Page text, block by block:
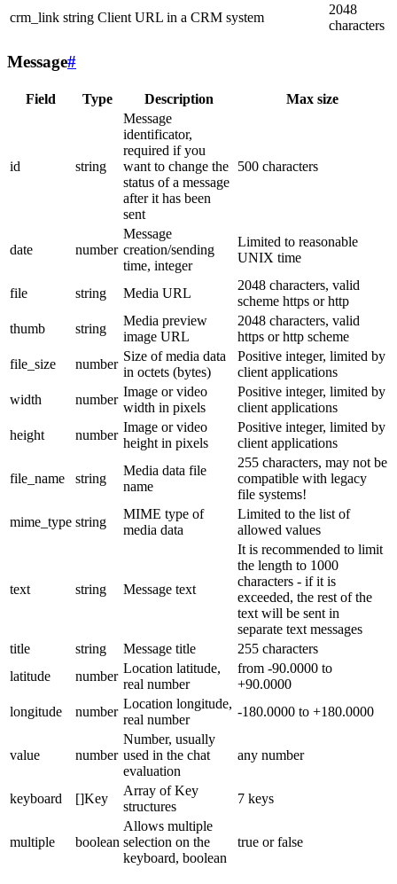
crm_link string Client URL in a CRM system
2048
characters
Message#
Field Type Description Max size
id string
Message
identificator,
required if you
want to change the
status of a message
after it has been
sent
500 characters
date number
Message
creation/sending
time, integer
Limited to reasonable
UNIX time
file string Media URL
2048 characters, valid
scheme https or http
thumb
string
Media preview
image URL
2048 characters, valid
https or http scheme
file_size
number
Size of media data
in octets (bytes)
Positive integer, limited by
client applications
width
number
Image or video
width in pixels
Positive integer, limited by
client applications
height
number
Image or video
height in pixels
Positive integer, limited by
client applications
file_name string
Media data file
name
255 characters, may not be
compatible with legacy
file systems!
mime_type string
MIME type of
media data
Limited to the list of
allowed values
text string Message text
It is recommended to limit
the length to 1000
characters - if it is
exceeded, the rest of the
text will be sent in
separate text messages
title
string Message title
255 characters
latitude
number
Location latitude,
real number
from -90.0000 to
+90.0000
longitude
number
Location longitude,
real number
-180.0000 to +180.0000
value number
Number, usually
used in the chat
evaluation
any number
keyboard []Key
Array of Key
structures
7 keys
multiple boolean
Allows multiple
selection on the
keyboard, boolean
true or false